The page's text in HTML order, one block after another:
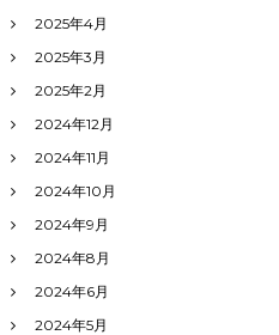
2025年4月
2025年3月
2025年2月
2024年12月
2024年11月
2024年10月
2024年9月
2024年8月
2024年6月
2024年5月